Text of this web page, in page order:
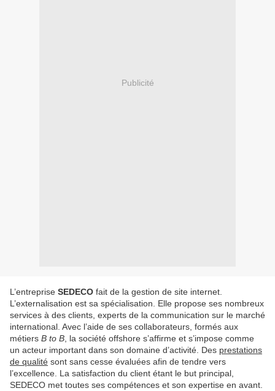
Publicité
L’entreprise SEDECO fait de la gestion de site internet.
L’externalisation est sa spécialisation. Elle propose ses nombreux
services à des clients, experts de la communication sur le marché
international. Avec l’aide de ses collaborateurs, formés aux
métiers B to B , la société offshore s’affirme et s’impose comme
un acteur important dans son domaine d’activité. Des prestations
de qualité sont sans cesse évaluées afin de tendre vers
l’excellence. La satisfaction du client étant le but principal,
SEDECO met toutes ses compétences et son expertise en avant.